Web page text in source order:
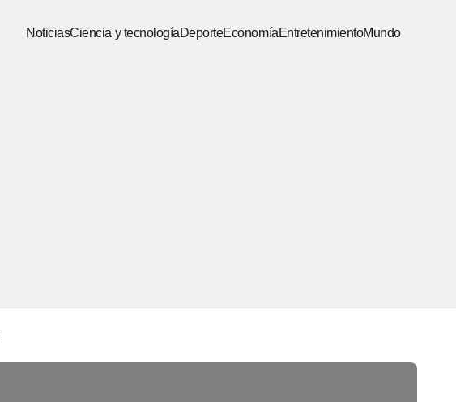
NoticiasCiencia y tecnologíaDeporteEconomíaEntretenimientoMundo